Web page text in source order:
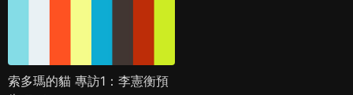
索多瑪的貓 專訪1：李憲衡預